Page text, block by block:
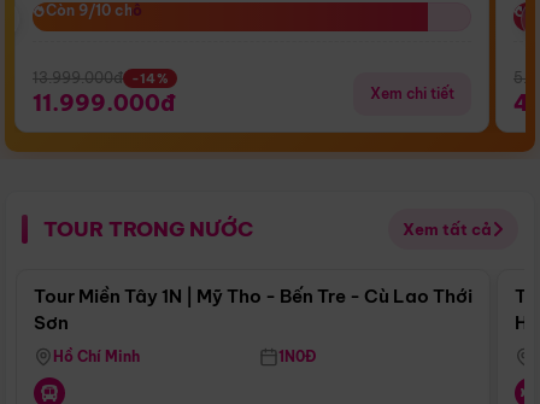
Còn 9/10 chỗ
Còn 9/10 chỗ
13.999.000đ -14%
11.999.000đ Xem chi tiết
TOUR TRONG NƯỚC Xem tất cả
Điểm nổi bật
Tour Miền Tây 1N | Mỹ Tho - Bến Tre - Cù Lao Thới
Sơn
Hồ Chí Minh 1N0Đ